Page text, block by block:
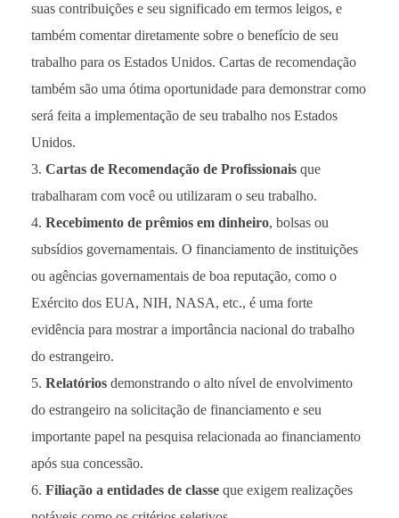
suas contribuições e seu significado em termos leigos, e
também comentar diretamente sobre o benefício de seu
trabalho para os Estados Unidos. Cartas de recomendação
também são uma ótima oportunidade para demonstrar como
será feita a implementação de seu trabalho nos Estados
Unidos.
Cartas de Recomendação de Profissionais que
trabalharam com você ou utilizaram o seu trabalho.
Recebimento de prêmios em dinheiro, bolsas ou
subsídios governamentais. O financiamento de instituições
ou agências governamentais de boa reputação, como o
Exército dos EUA, NIH, NASA, etc., é uma forte
evidência para mostrar a importância nacional do trabalho
do estrangeiro.
Relatórios demonstrando o alto nível de envolvimento
do estrangeiro na solicitação de financiamento e seu
importante papel na pesquisa relacionada ao financiamento
após sua concessão.
Filiação a entidades de classe que exigem realizações